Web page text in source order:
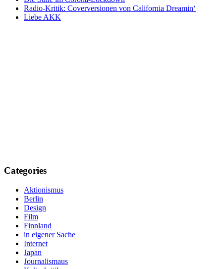
Radio-Kritik: Coverversionen von California Dreamin‘
Liebe AKK
Categories
Aktionismus
Berlin
Design
Film
Finnland
in eigener Sache
Internet
Japan
Journalismaus